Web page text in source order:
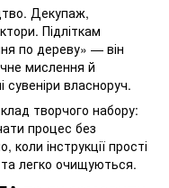
Декупаж,
Підліткам
по дереву» — він
мислення й
власноруч.
творчого набору:
процес без
інструкції прості
та легко очищуються.